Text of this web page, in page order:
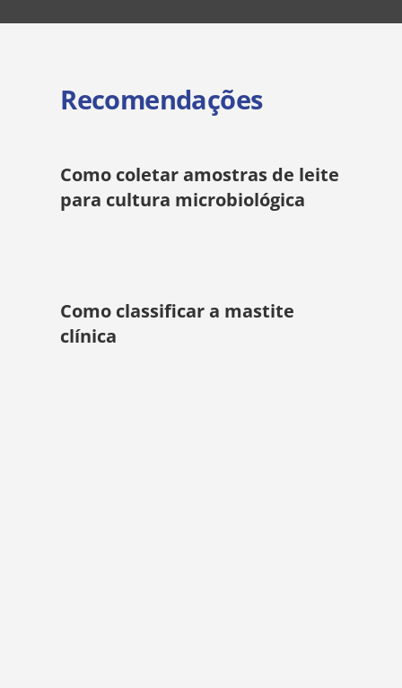
Recomendações
Como coletar amostras de leite
para cultura microbiológica
Como classificar a mastite
clínica